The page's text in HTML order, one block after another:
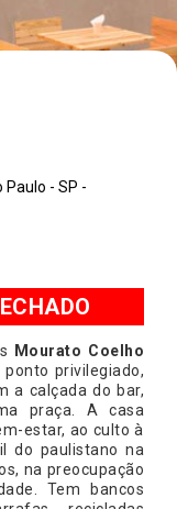
Paulo - SP -
Mourato Coelho
ponto privilegiado,
a calçada do bar,
praça. A casa
estar, ao culto à
do paulistano na
na preocupação
Tem bancos